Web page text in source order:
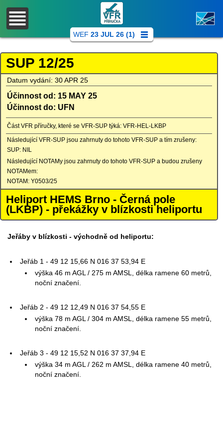
WEF 23 JUL 26 (1)
SUP 12/25
Datum vydání: 30 APR 25
Účinnost od: 15 MAY 25
Účinnost do: UFN
Část VFR příručky, které se VFR-SUP týká: VFR-HEL-LKBP
Následující VFR-SUP jsou zahrnuty do tohoto VFR-SUP a tím zrušeny:
SUP: NIL
Následující NOTAMy jsou zahrnuty do tohoto VFR-SUP a budou zrušeny
NOTAMem:
NOTAM: Y0503/25
Heliport HEMS Brno - Černá pole
(LKBP) - překážky v blízkosti heliportu
Jeřáby v blízkosti - východně od heliportu:
Jeřáb 1 - 49 12 15,66 N 016 37 53,94 E
výška 46 m AGL / 275 m AMSL, délka ramene 60 metrů,
noční značení.
Jeřáb 2 - 49 12 12,49 N 016 37 54,55 E
výška 78 m AGL / 304 m AMSL, délka ramene 55 metrů,
noční značení.
Jeřáb 3 - 49 12 15,52 N 016 37 37,94 E
výška 34 m AGL / 262 m AMSL, délka ramene 40 metrů,
noční značení.